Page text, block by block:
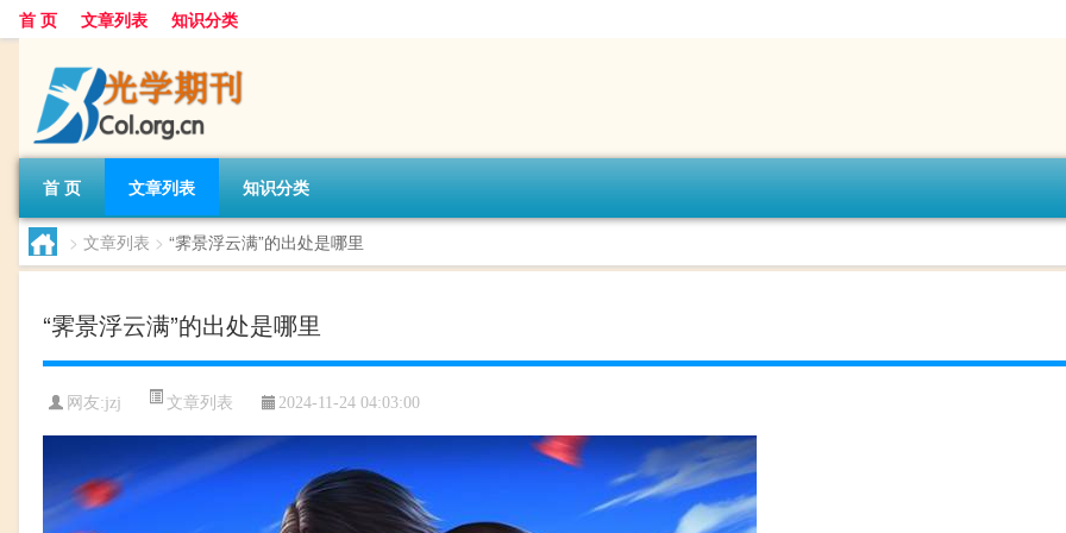
首 页 文章列表 知识分类
首 页 文章列表 知识分类
> 文章列表 > “霁景浮云满”的出处是哪里
“霁景浮云满”的出处是哪里
网友:jzj 文章列表 2024-11-24 04:03:00